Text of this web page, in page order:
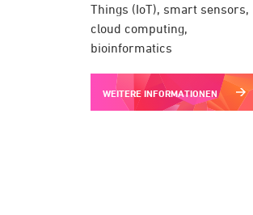
Things (IoT), smart sensors,
cloud computing,
bioinformatics
WEITERE INFORMATIONEN